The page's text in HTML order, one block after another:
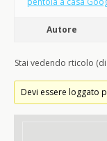
Autore
Stai vedendo rticolo
Devi essere loggato